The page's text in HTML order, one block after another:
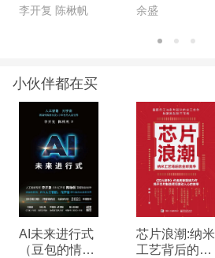
陪伴、机器人
李开复 陈楸帆
球竞争
余盛
小伙伴都在买
AI未来进行式
（豆包的情感
芯片浪潮:纳米
工艺背后的全